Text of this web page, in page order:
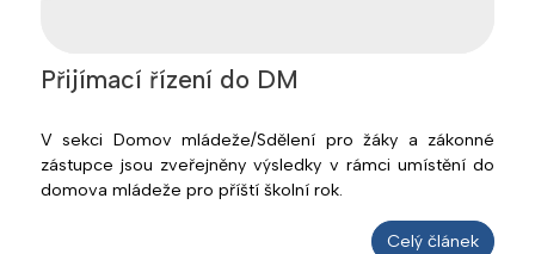
Přijímací řízení do DM
V sekci Domov mládeže/Sdělení pro žáky a zákonné
zástupce jsou zveřejněny výsledky v rámci umístění do
domova mládeže pro příští školní rok.
Celý článek